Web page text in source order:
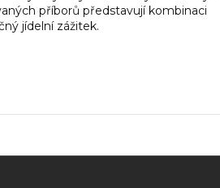
příborů představují kombinaci
jídelní zážitek.